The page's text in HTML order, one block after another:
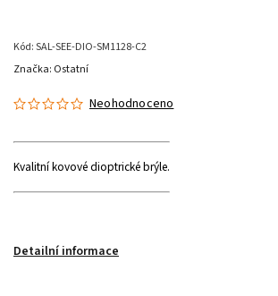
Kód:SAL-SEE-DIO-SM1128-C2
Neohodnoceno
Kvalitní kovové dioptrické brýle.
Detailní informace
Značka: Ostatní